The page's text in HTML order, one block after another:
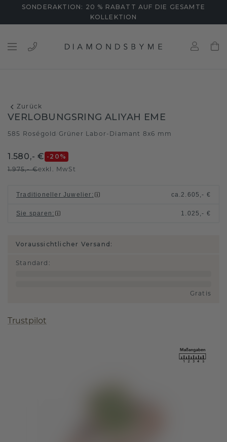
SONDERAKTION: 20 % RABATT AUF DIE GESAMTE
KOLLEKTION
Zurück
VERLOBUNGSRING ALIYAH EME
585 Roségold Grüner Labor-Diamant 8x6 mm
1.580,- € -20 %
1.975,- €exkl. MwSt
Traditioneller Juwelier : ca.2.605,- €
Sie sparen : 1.025,- €
Voraussichtlicher Versand:
Standard :
Gratis
Trustpilot